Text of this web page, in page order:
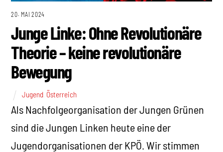
20. MAI 2024
Junge Linke: Ohne Revolutionäre
Theorie – keine revolutionäre
Bewegung
Jugend Österreich
Als Nachfolgeorganisation der Jungen Grünen
sind die Jungen Linken heute eine der
Jugendorganisationen der KPÖ. Wir stimmen